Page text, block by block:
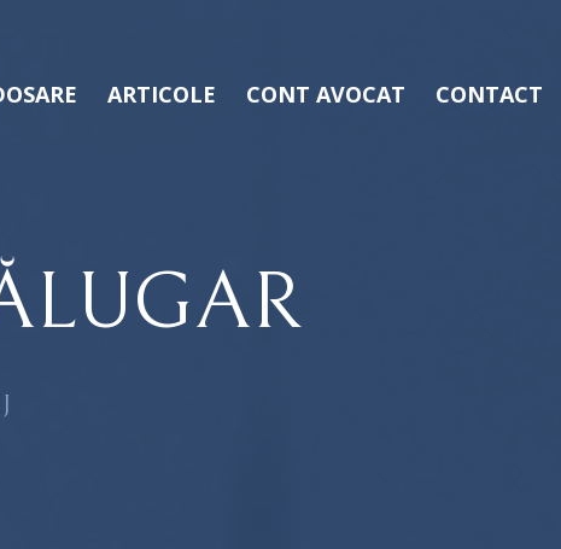
ARTICOLE CONT AVOCAT CONTACT